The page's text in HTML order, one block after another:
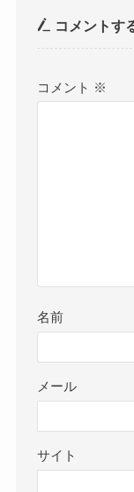
コメントす
コメント ※
名前
メール
サイト